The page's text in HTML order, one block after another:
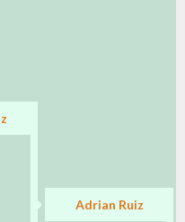
Adrian Ruiz